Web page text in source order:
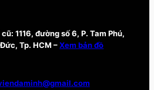
1116, đường số 6, P. Tam Phú,
Tp. HCM –Xem bản đồ